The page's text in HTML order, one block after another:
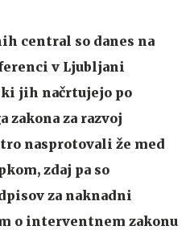
central so danes na
v Ljubljani
jih načrtujejo po
za razvoj
nasprotovali že med
zdaj pa so
za naknadni
o interventnem zakonu